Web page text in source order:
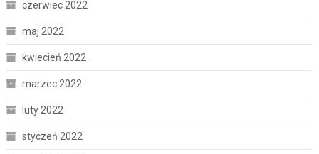
czerwiec 2022
maj 2022
kwiecień 2022
marzec 2022
luty 2022
styczeń 2022